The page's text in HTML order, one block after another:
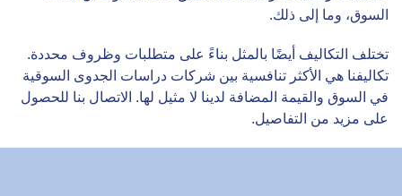
السوق، وما إلى ذلك.
تختلف التكاليف أيضًا بالمثل بناءً على متطلبات وظروف محددة.
تكاليفنا هي الأكثر تنافسية بين شركات دراسات الجدوى السوقية
في السوق والقيمة المضافة لدينا لا مثيل لها. الاتصال بنا للحصول
على مزيد من التفاصيل.